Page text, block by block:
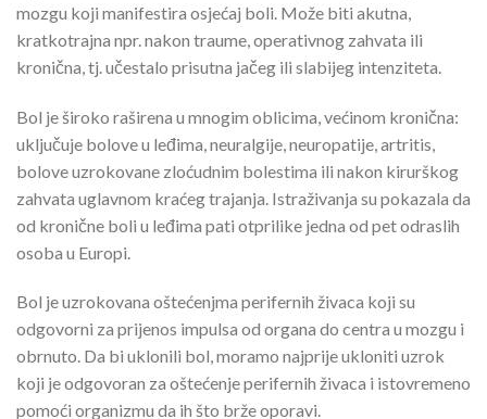
mozgu koji manifestira osjećaj boli. Može biti akutna,
kratkotrajna npr. nakon traume, operativnog zahvata ili
kronična, tj. učestalo prisutna jačeg ili slabijeg intenziteta.
Bol je široko raširena u mnogim oblicima, većinom kronična:
uključuje bolove u leđima, neuralgije, neuropatije, artritis,
bolove uzrokovane zloćudnim bolestima ili nakon kirurškog
zahvata uglavnom kraćeg trajanja. Istraživanja su pokazala da
od kronične boli u leđima pati otprilike jedna od pet odraslih
osoba u Europi.
Bol je uzrokovana oštećenjma perifernih živaca koji su
odgovorni za prijenos impulsa od organa do centra u mozgu i
obrnuto. Da bi uklonili bol, moramo najprije ukloniti uzrok
koji je odgovoran za oštećenje perifernih živaca i istovremeno
pomoći organizmu da ih što brže oporavi.